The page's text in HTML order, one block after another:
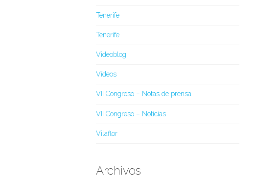
Tenerife
Tenerife
Videoblog
Vídeos
VII Congreso – Notas de prensa
VII Congreso – Noticias
Vilaflor
Archivos